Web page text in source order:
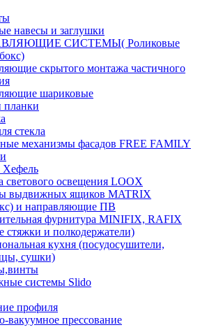
навесы и заглушки
СИСТЕМЫ( Роликовые
скрытого монтажа частичного
шариковые
планки
стекла
механизмы фасадов FREE FAMILY
светового освещения LOOX
выдвижных ящиков MATRIX
и направляющие ПВ
фурнитура MINIFIX, RAFIX
стяжки и полкодержатели)
кухня (посудосушители,
сушки)
системы Slido
профиля
вакуумное прессование